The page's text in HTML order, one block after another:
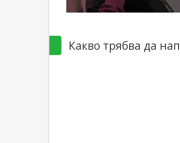
Какво трябва да